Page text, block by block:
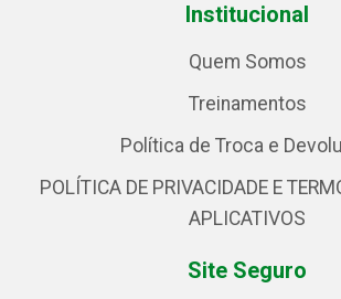
Institucional
Quem Somos
Treinamentos
Política de Troca e
POLÍTICA DE PRIVACIDADE E
APLICATIVOS
Site Seguro